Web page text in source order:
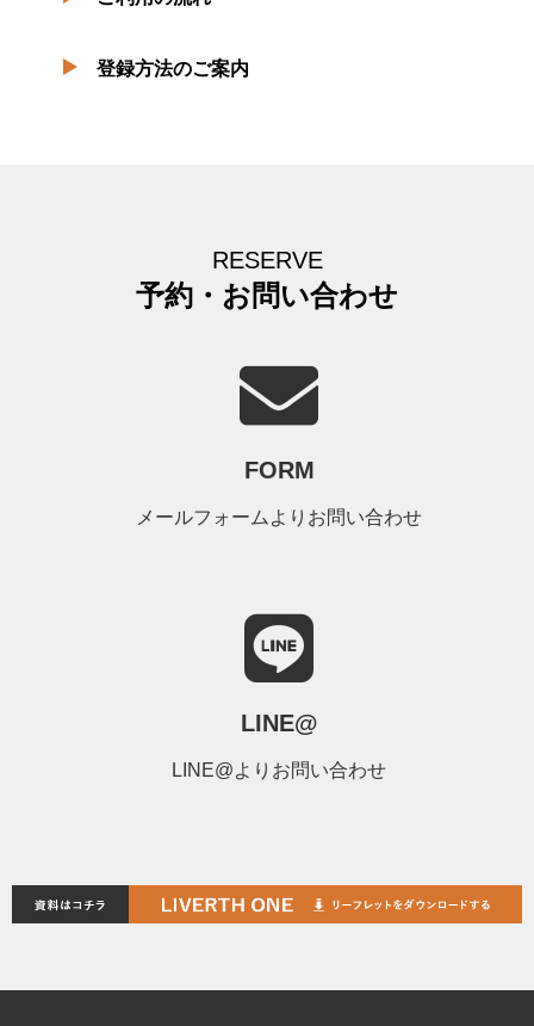
登録方法のご案内
RESERVE
予約・お問い合わせ
FORM
メールフォームよりお問い合わせ
LINE@
LINE@よりお問い合わせ